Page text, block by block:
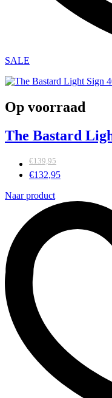
SALE
Op voorraad
The Bastard
€139,95
€132,95
Naar product